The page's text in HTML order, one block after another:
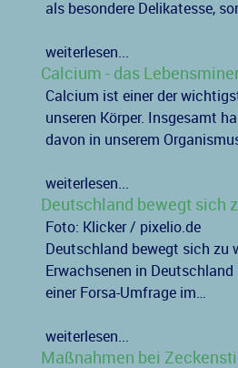
als besondere Delikatesse,
weiterlesen...
Calcium - das
Calcium ist einer der
unseren Körper. Insgesamt
davon in unserem
weiterlesen...
Deutschland bewegt sich
Foto: Klicker / pixelio.de
Deutschland bewegt sich zu
Erwachsenen in
einer Forsa-Umfrage im…
weiterlesen...
Maßnahmen bei